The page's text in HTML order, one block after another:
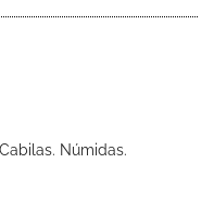
Númidas.